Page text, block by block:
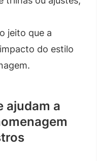
jeito que a
do estilo
ajudam a